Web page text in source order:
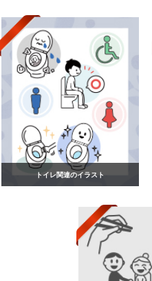
トイレ関連のイラスト